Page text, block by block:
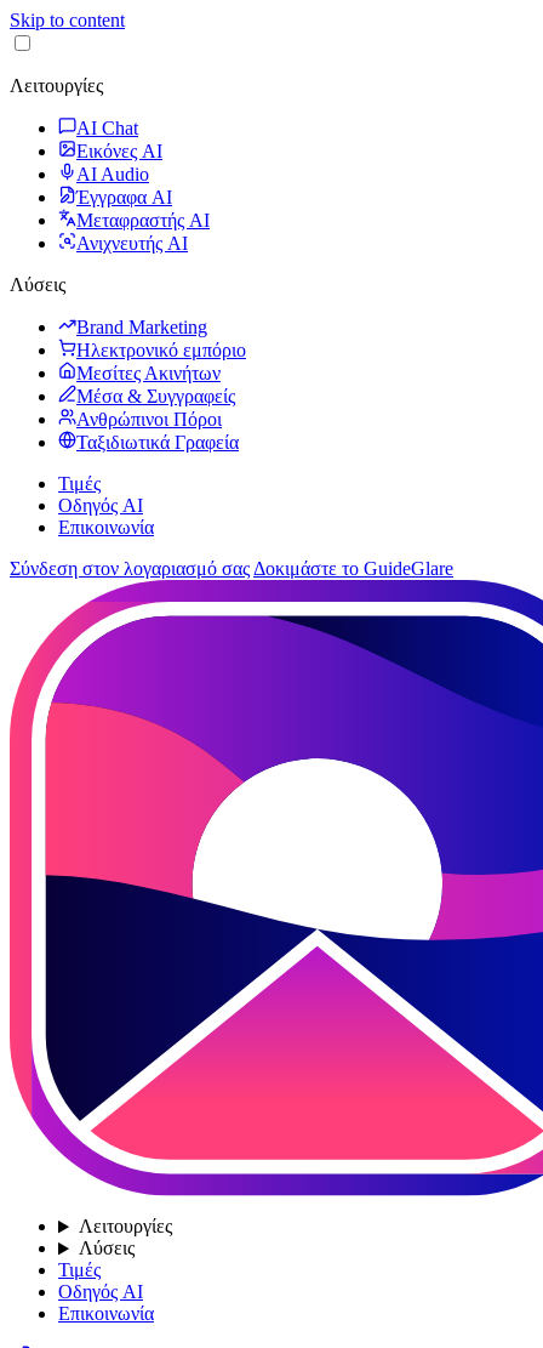
Skip to content
Λειτουργίες
AI Chat
Εικόνες AI
AI Audio
Έγγραφα AI
Μεταφραστής AI
Ανιχνευτής AI
Λύσεις
Brand Marketing
Ηλεκτρονικό εμπόριο
Μεσίτες Ακινήτων
Μέσα & Συγγραφείς
Ανθρώπινοι Πόροι
Ταξιδιωτικά Γραφεία
Τιμές
Οδηγός AI
Επικοινωνία
Σύνδεση στον λογαριασμό σας Δοκιμάστε το GuideGlare
Λειτουργίες
Λύσεις
Τιμές
Οδηγός AI
Επικοινωνία